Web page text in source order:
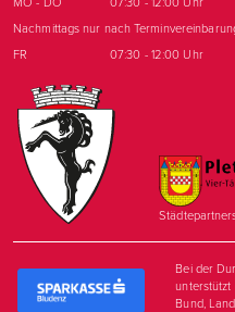
Nachmittags nur nach
FR
07:30 - 12:00 Uhr
Bei der
unterstützt
Bund,